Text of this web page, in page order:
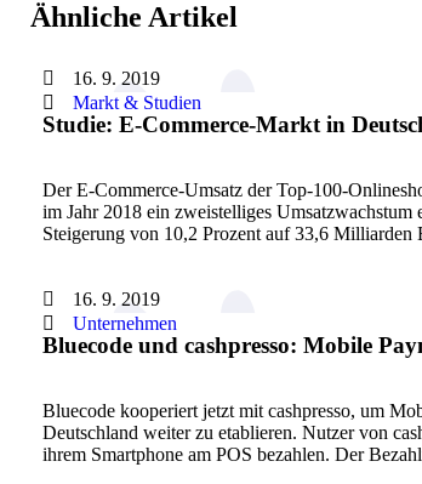
Ähnliche Artikel
16. 9. 2019
Markt & Studien
Studie: E-Commerce-Markt in
Der E-Commerce-Umsatz der Top-100-
im Jahr 2018 ein zweistelliges Umsatzwachstum
Steigerung von 10,2 Prozent auf 33,6
16. 9. 2019
Unternehmen
Bluecode und cashpresso: Mobile
Bluecode kooperiert jetzt mit cashpresso, um
Deutschland weiter zu etablieren. Nutzer von
ihrem Smartphone am POS bezahlen. Der